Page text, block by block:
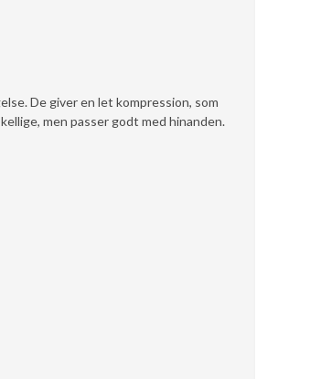
De giver en let kompression, som
men passer godt med hinanden.